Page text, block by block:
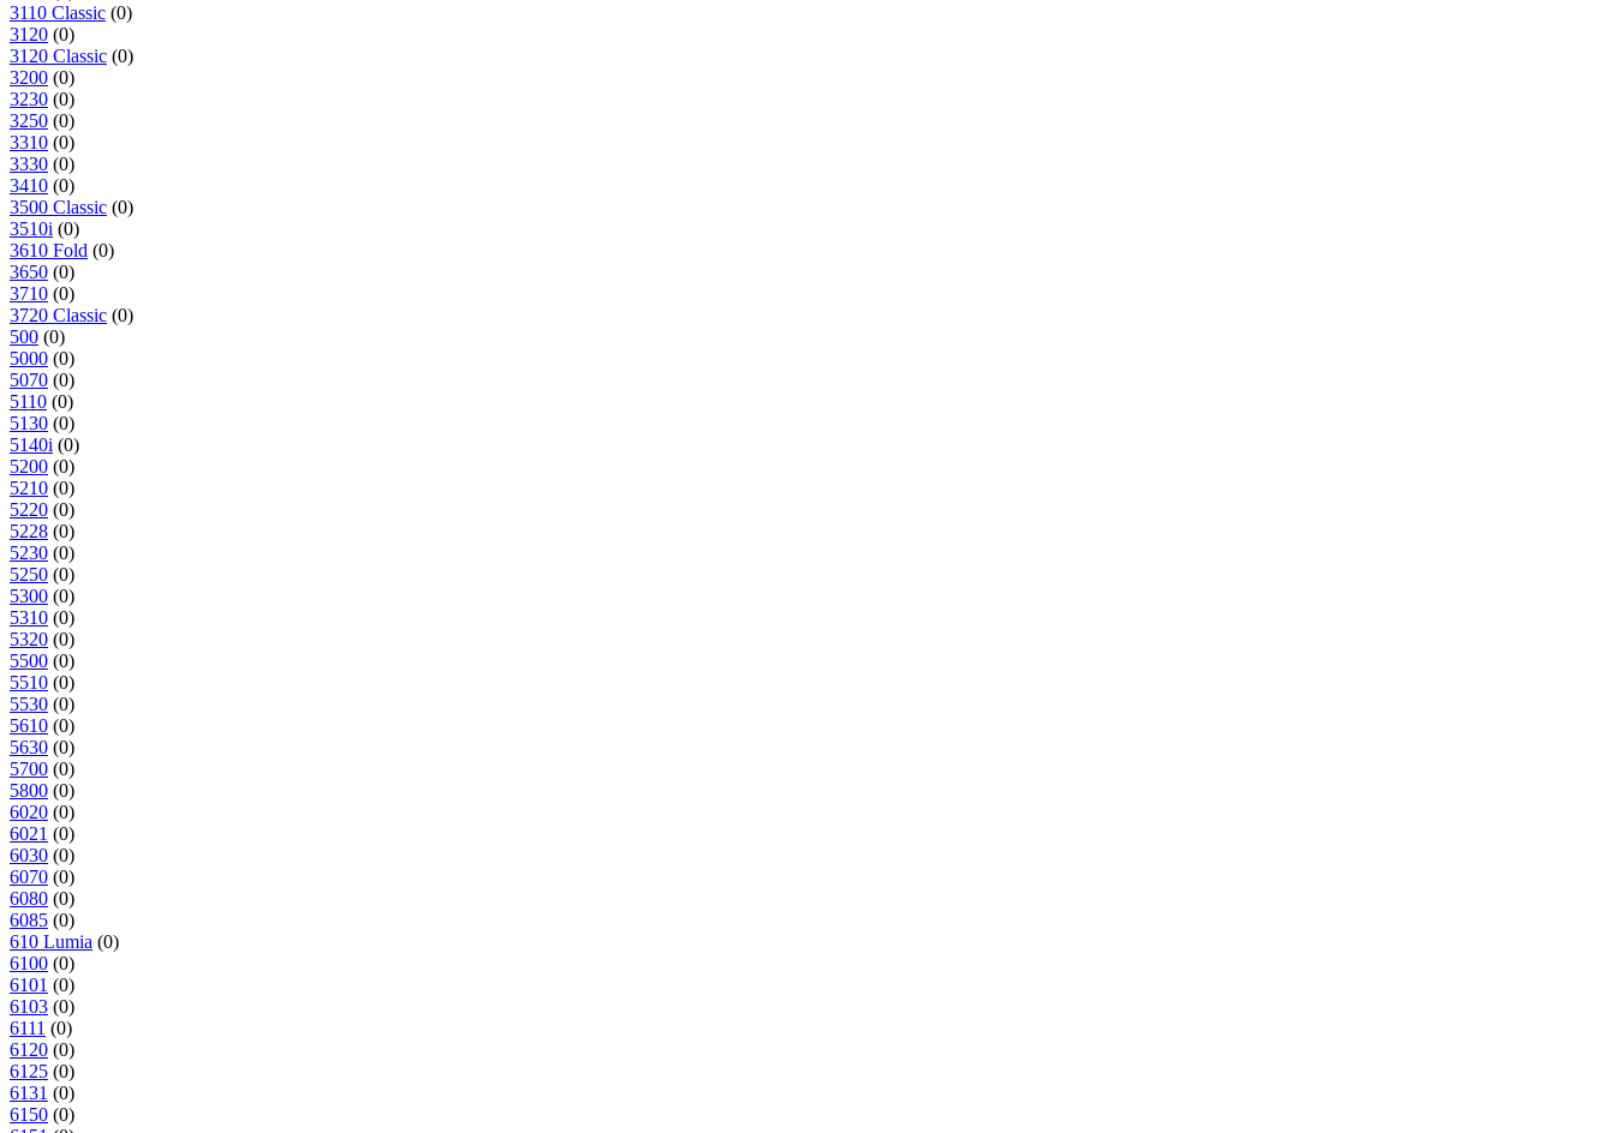
3110 Classic (0)
3120 (0)
3120 Classic (0)
3200 (0)
3230 (0)
3250 (0)
3310 (0)
3330 (0)
3410 (0)
3500 Classic (0)
3510i (0)
3610 Fold (0)
3650 (0)
3710 (0)
3720 Classic (0)
500 (0)
5000 (0)
5070 (0)
5110 (0)
5130 (0)
5140i (0)
5200 (0)
5210 (0)
5220 (0)
5228 (0)
5230 (0)
5250 (0)
5300 (0)
5310 (0)
5320 (0)
5500 (0)
5510 (0)
5530 (0)
5610 (0)
5630 (0)
5700 (0)
5800 (0)
6020 (0)
6021 (0)
6030 (0)
6070 (0)
6080 (0)
6085 (0)
610 Lumia (0)
6100 (0)
6101 (0)
6103 (0)
6111 (0)
6120 (0)
6125 (0)
6131 (0)
6150 (0)